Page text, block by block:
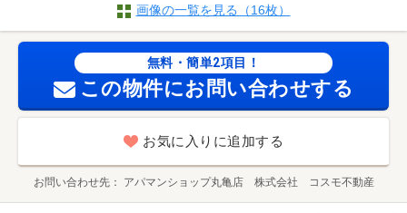
画像の一覧を見る（16枚）
無料・簡単2項目！
この物件にお問い合わせする
お気に入りに追加する
お問い合わせ先 アパマンショップ丸亀店 株式会社 コスモ不動産